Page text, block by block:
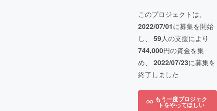
このプロジェクトは、
2022/07/01に募集を開始
し、 59人の支援により
744,000円の資金を集
め、 2022/07/23に募集を
終了しました
もう一度プロジェク
トをやってほしい